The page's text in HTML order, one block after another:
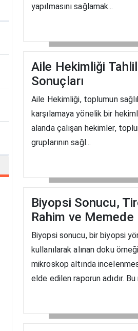
yapılmasını sağlamak...
Aile Hekimliği Tahlil
Sonuçları
Aile Hekimliği, toplumun
karşılamaya yönelik bir
alanda çalışan hekimler,
gruplarının sağl...
Biyopsi Sonucu,
Rahim ve Memede
Biyopsi sonucu, bir biyopsi
kullanılarak alınan doku
mikroskop altında
elde edilen raporun adıdır. Bu